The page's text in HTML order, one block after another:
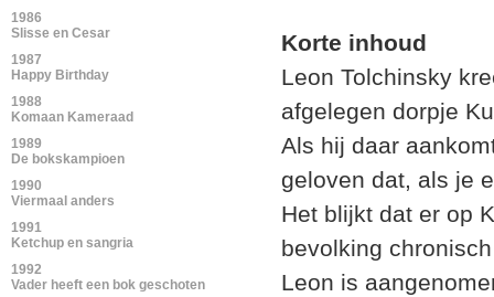
1986
Slisse en Cesar
1987
Happy Birthday
1988
Komaan Kameraad
1989
De bokskampioen
1990
Viermaal anders
1991
Ketchup en sangria
1992
Vader heeft een bok geschoten
Korte inhoud
Leon Tolchinsky
afgelegen dorpje
Als hij daar
geloven dat, als je
Het blijkt dat er op
bevolking
Leon is